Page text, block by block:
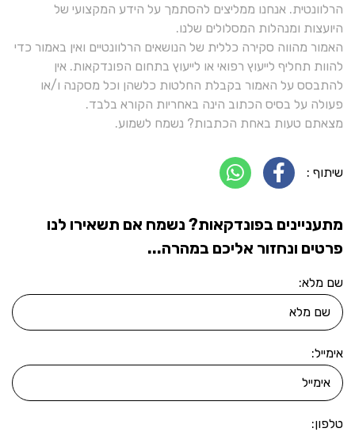
הרלוונטית. אנחנו ממליצים להסתמך על הידע המקצועי של
היועצות ומנהלות המסלולים שלנו.
האמור מהווה סקירה כללית של הנושאים הרלוונטיים ואין באמור כדי
להוות תחליף לייעוץ רפואי או לייעוץ בתחום הפונדקאות. אין
להתבסס על האמור בקבלת החלטות כלשהן וכל מסקנה ו/או
פעולה על בסיס הכתוב הינה באחריות הקורא בלבד.
מצאתם טעות באחת הכתבות? נשמח לשמוע.
שיתוף :
מתעניינים בפונדקאות? נשמח אם תשאירו לנו
פרטים ונחזור אליכם במהרה...
שם מלא:
אימייל:
טלפון: